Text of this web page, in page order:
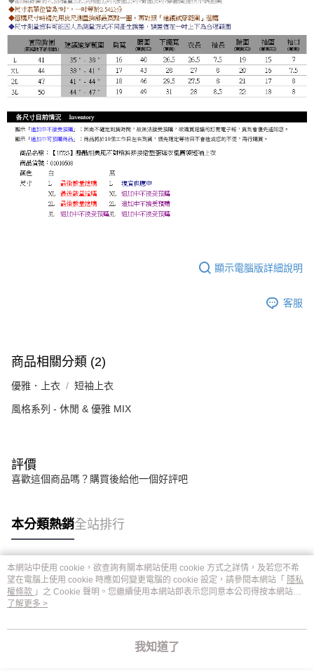
顯示電腦版詳細說明
客服
商品相關分類 (2)
優雅．上衣 短袖上衣
風格系列 - 休閒 & 優雅 MIX
評價
喜歡這個商品嗎？購買後給他一個好評吧
本分類熱銷全站排行
熱門標籤
本網站中使用 cookie，欲查詢有關本網站使用 cookie 方式之詳情，及若您不希
望在電腦上使用 cookie 時應如何變更電腦的 cookie 設定，請參閱本網站「 隱私
權條款 」之 Cookie 聲明。您繼續使用本網站即表示您同意本公司得按本網站使
用條款之 Cookie 聲明使用 cookie。
了解更多 >
我知道了